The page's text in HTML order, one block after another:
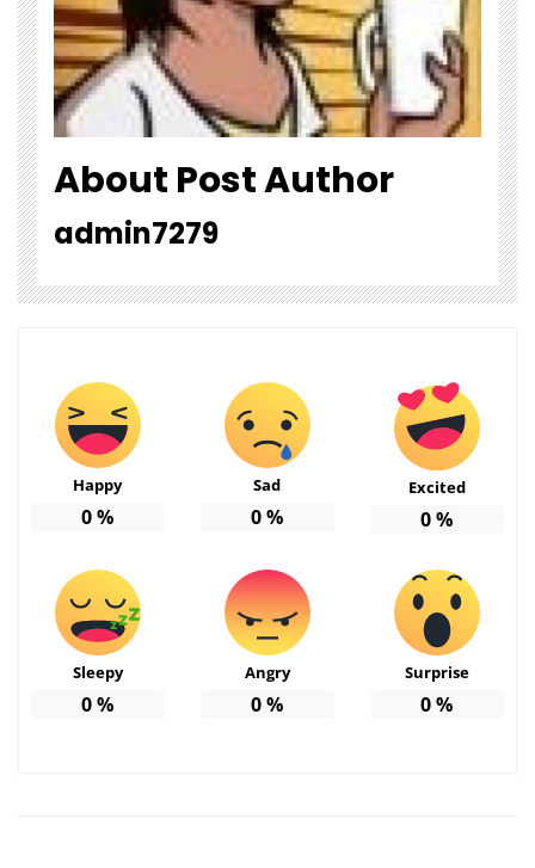
About Post Author
admin7279
Happy
0%
Sad
0%
Excited
0%
Sleepy
0%
Angry
0%
Surprise
0%